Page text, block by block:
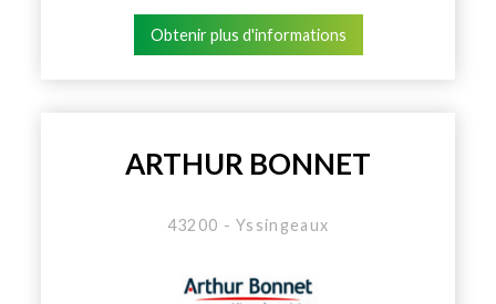
Obtenir plus d'informations
ARTHUR BONNET
43200 - Yssingeaux